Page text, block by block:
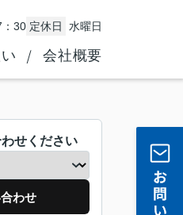
30 定休日 水曜日
会社概要
せください
わせ